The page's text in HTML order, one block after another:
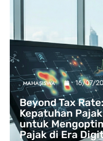
MAHASISWA 16/07/
Beyond Tax
Kepatuhan
untuk
Pajak di Era